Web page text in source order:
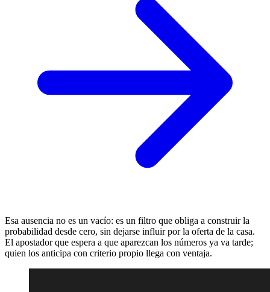
Esa ausencia no es un vacío: es un filtro que obliga a construir la
probabilidad desde cero, sin dejarse influir por la oferta de la casa.
El apostador que espera a que aparezcan los números ya va tarde;
quien los anticipa con criterio propio llega con ventaja.